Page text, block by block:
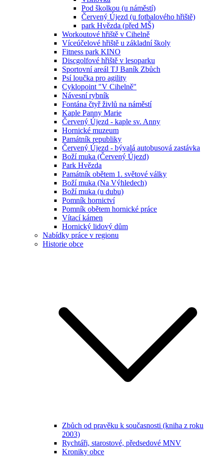
Pod školkou (u náměstí)
Červený Újezd (u fotbalového hřiště)
park Hvězda (před MŠ)
Workoutové hřiště v Cihelně
Víceúčelové hřiště u základní školy
Fitness park KINO
Discgolfové hřiště v lesoparku
Sportovní areál TJ Baník Zbůch
Psí loučka pro agility
Cyklopoint "V Cihelně"
Návesní rybník
Fontána čtyř živlů na náměstí
Kaple Panny Marie
Červený Újezd - kaple sv. Anny
Hornické muzeum
Památník republiky
Červený Újezd - bývalá autobusová zastávka
Boží muka (Červený Újezd)
Park Hvězda
Památník obětem 1. světové války
Boží muka (Na Výhledech)
Boží muka (u dubu)
Pomník hornictví
Pomník obětem hornické práce
Vítací kámen
Hornický lidový dům
Nabídky práce v regionu
Historie obce
Zbůch od pravěku k současnosti (kniha z roku
2003)
Rychtáři, starostové, předsedové MNV
Kroniky obce